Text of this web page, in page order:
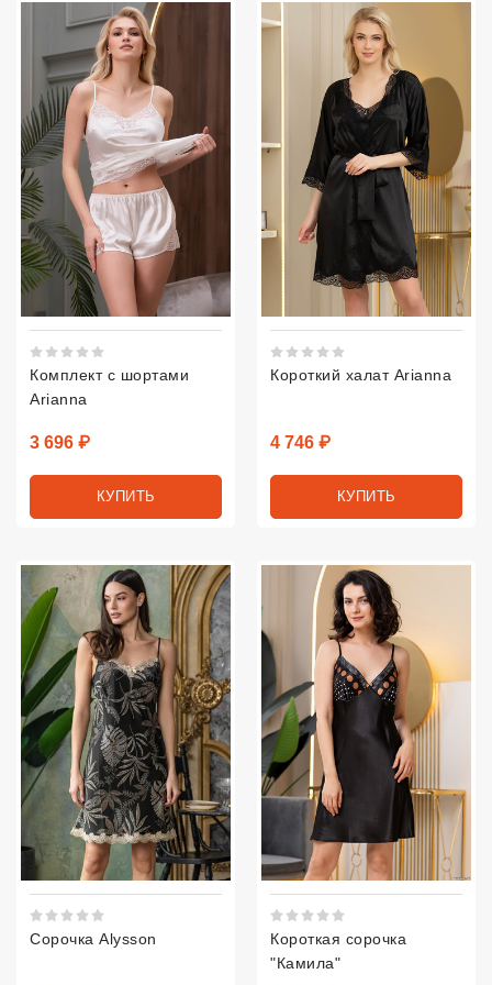
Комплект с шортами
Arianna
Цена
3 696 ₽
КУПИТЬ
Короткий халат Arianna
Цена
4 746 ₽
КУПИТЬ
Сорочка Alysson
Короткая сорочка
"Камила"